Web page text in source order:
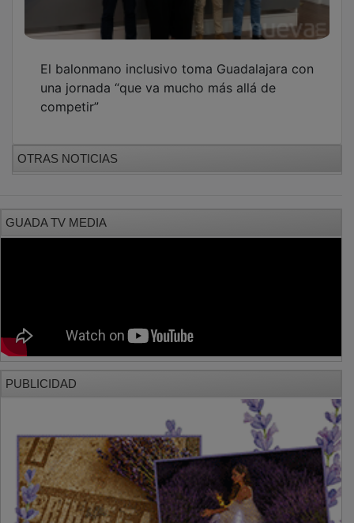
El balonmano inclusivo toma Guadalajara con
una jornada “que va mucho más allá de
competir”
OTRAS NOTICIAS
GUADA TV MEDIA
PUBLICIDAD
PUBLICIDAD
PUBLICIDAD